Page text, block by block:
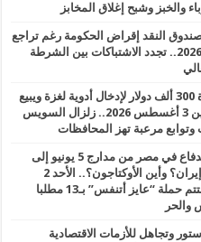
والخبز وشبح إغلاق المخابز
النقد إقراض الحكومة رغم تراجع
مؤشرات الاقتصاد؟.. الثلاثاء 4 أغسطس 2026.. تجدد الاشتباكات بين الشرطة
“تجارة بالدم والألم”العرجاني يفرض إتاوة 300 ألف دولار لإدخال أدوية لغزة ويبيع
الوقود بأضعاف سعره في إسرائيل.. الاثنين 3 أغسطس 2026.. زلزال السويس
المسيّرة تعيد فتح ملف الرصد والإنذار والدفاع في مصر من مدارج 5 يونيو إلى
ميناء دمياط ومن المستفيد؟ إسرائيل أم إيران؟ وأين الأوكتاجون؟.. الأحد 2
أغسطس 2026م.. 8 منظمات حقوقية تختتم حملة “عايز أتنفس” بـ13 مطلبا
وتجاهل للأزمات الاقتصادية